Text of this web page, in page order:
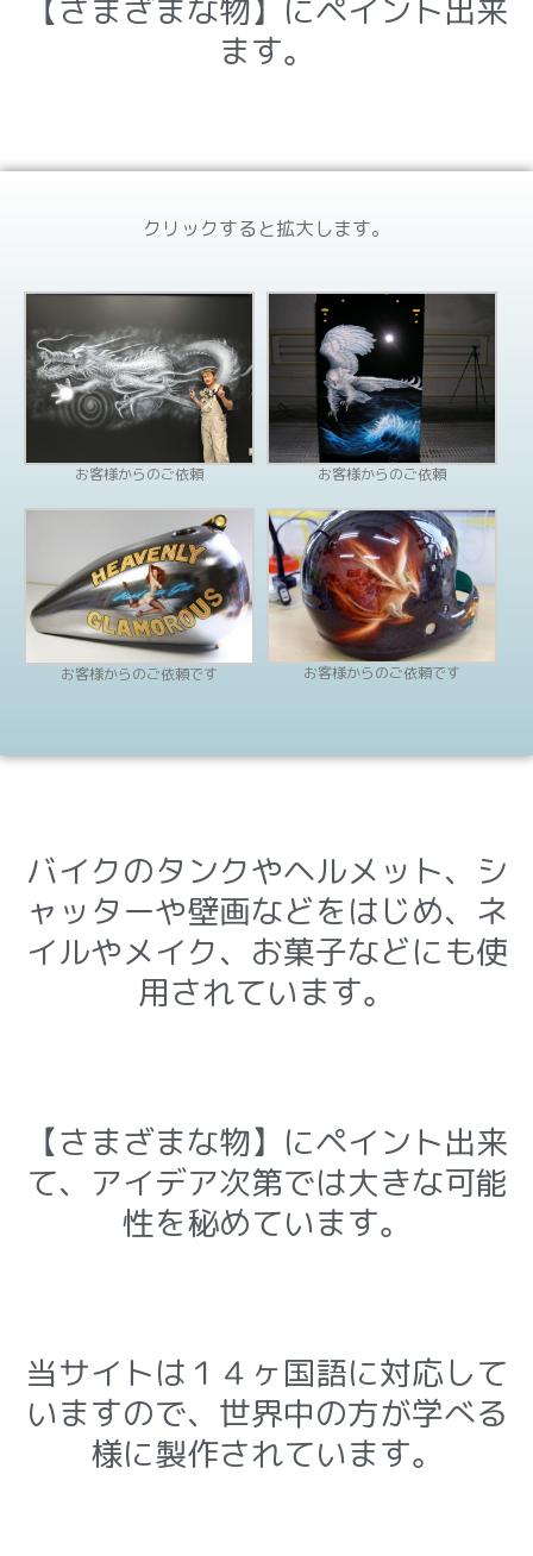
【さまざまな物】にペイント出来
ます。
クリックすると拡大します。
お客様からのご依頼 お客様からのご依頼
お客様からのご依頼です お客様からのご依頼です
バイクのタンクやヘルメット、シ
ャッターや壁画などをはじめ、ネ
イルやメイク、お菓子などにも使
用されています。
【さまざまな物】にペイント出来
て、アイデア次第では大きな可能
性を秘めています。
当サイトは１４ヶ国語に対応して
いますので、世界中の方が学べる
様に製作されています。